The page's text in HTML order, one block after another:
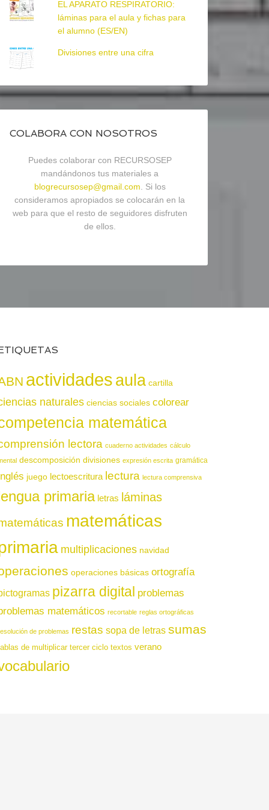
EL APARATO RESPIRATORIO:
láminas para el aula y fichas para
el alumno (ES/EN)
Divisiones entre una cifra
COLABORA CON NOSOTROS
Puedes colaborar con RECURSOSEP
mandándonos tus materiales a
blogrecursosep@gmail.com . Si los
consideramos apropiados se colocarán en la
web para que el resto de seguidores disfruten
de ellos.
actividadesaula cartilla
naturales ciencias sociales colorear
matemática
lectora cuaderno actividades cálculo
descomposición divisiones expresión escrita gramática
juego lectoescritura lectura lectura comprensiva
primaria letras láminas
matemáticas
multiplicaciones navidad
operaciones básicas ortografía
pizarra digital problemas
matemáticos recortable reglas ortográficas
de problemas restas sopa de letras sumas
de multiplicar tercer ciclo textos verano